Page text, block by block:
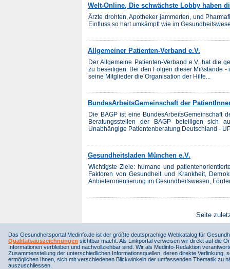
Welt-Online, Die schwächste Lobby haben
Ärzte drohten, Apotheker jammerten, und
Einfluss so hart umkämpft wie im
Allgemeiner Patienten-Verband e.V.
Der Allgemeine Patienten-Verband e.V. hat die
zu beseitigen. Bei den Folgen dieser Mißstände
seine Mitglieder die Organisation der Hilfe...
BundesArbeitsGemeinschaft der
Die BAGP ist eine BundesArbeitsGemeinschaft
Beratungsstellen der BAGP beteiligen sich
Unabhängige Patientenberatung Deutschland -
Gesundheitsladen München e.V.
Wichtigste Ziele: humane und
Faktoren von Gesundheit und Krankheit,
Anbieterorientierung im Gesundheitswesen,
Seite
Das Gesundheitsportal Medinfo.de ist der größte deutsprachige Webkatalog für
Qualitätsauszeichnungen sichtbar macht. Als Linkportal verweisen wir direkt auf die
Informationen verbleiben und nachvollziehbar sind. Wir als Medinfo-Redaktion
Zusammenstellung der unterschiedlichen Informationsquellen, deren direkte
ermöglichen Ihnen, sich mit verschiedenen Blickwinkeln der umfassenden Thematik
auszuschliessen.